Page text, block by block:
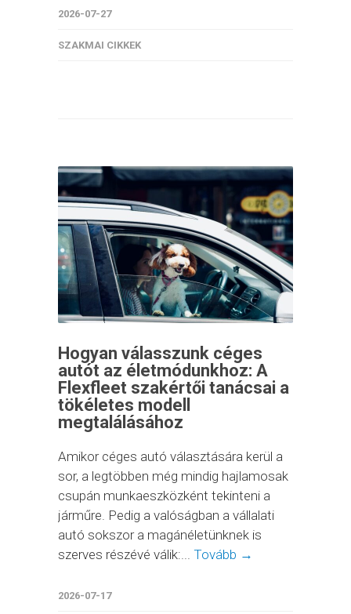
2026-07-27
SZAKMAI CIKKEK
Hogyan válasszunk céges
autót az életmódunkhoz: A
Flexfleet szakértői tanácsai a
tökéletes modell
megtalálásához
Amikor céges autó választására kerül a
sor, a legtöbben még mindig hajlamosak
csupán munkaeszközként tekinteni a
járműre. Pedig a valóságban a vállalati
autó sokszor a magánéletünknek is
szerves részévé válik:... Tovább →
2026-07-17